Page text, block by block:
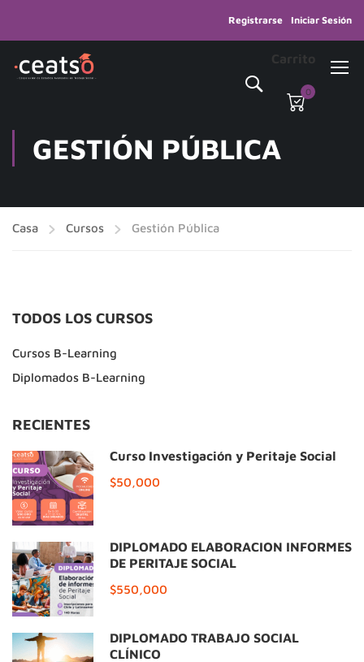
Registrarse Iniciar Sesión
Carrito
0
GESTIÓN PÚBLICA
Casa Cursos Gestión Pública
TODOS LOS CURSOS
Cursos B-Learning
Diplomados B-Learning
RECIENTES
Curso Investigación y Peritaje Social
$50,000
DIPLOMADO ELABORACIÓN INFORMES
DE PERITAJE SOCIAL
$550,000
DIPLOMADO TRABAJO SOCIAL
CLÍNICO